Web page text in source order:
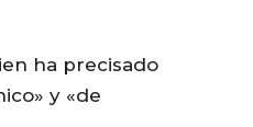
ha precisado
y «de